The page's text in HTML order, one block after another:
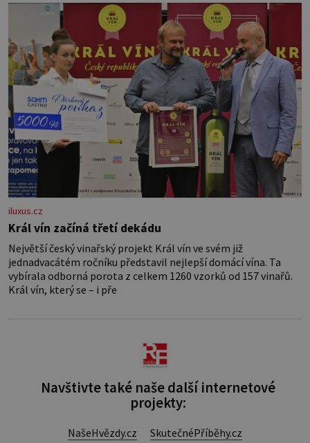
iluxus.cz
Král vín začíná třetí dekádu
Největší český vinařský projekt Král vín ve svém již
jednadvacátém ročníku představil nejlepší domácí vína. Ta
vybírala odborná porota z celkem 1260 vzorků od 157 vinařů.
Král vín, který se – i pře
Navštivte také naše další internetové
projekty:
NašeHvězdy.cz SkutečnéPříběhy.cz